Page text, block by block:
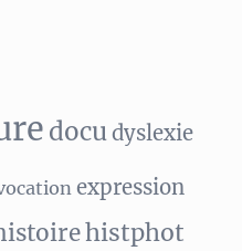
docu dyslexie
expression
histphot